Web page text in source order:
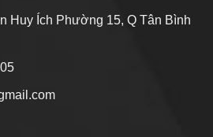
Huy Ích Phường 15, Q Tân Bình